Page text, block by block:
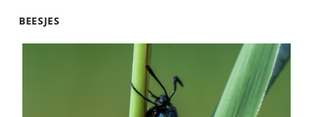
BEESJES